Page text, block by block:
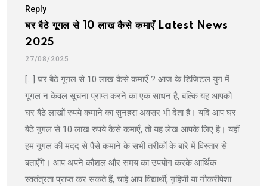
Reply
घर बैठे गूगल से 10 लाख कैसे कमाएँ Latest News
2025
27/08/2025
[…] घर बैठे गूगल से 10 लाख कैसे कमाएँ ? आज के डिजिटल युग में
गूगल न केवल सूचना प्राप्त करने का एक साधन है, बल्कि यह आपको
घर बैठे लाखों रुपये कमाने का सुनहरा अवसर भी देता है। यदि आप घर
बैठे गूगल से 10 लाख रुपये कैसे कमाएँ, तो यह लेख आपके लिए है। यहाँ
हम गूगल की मदद से पैसे कमाने के सभी तरीकों के बारे में विस्तार से
बताएँगे। आप अपने कौशल और समय का उपयोग करके आर्थिक
स्वतंत्रता प्राप्त कर सकते हैं, चाहे आप विद्यार्थी, गृहिणी या नौकरीपेशा